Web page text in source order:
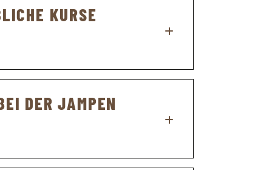
KURSE
ebenfalls in Frutigen oder in
Lernenden besuchen den
DER JAMPEN